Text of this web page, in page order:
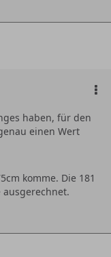
haben, für den
einen Wert
komme. Die 181